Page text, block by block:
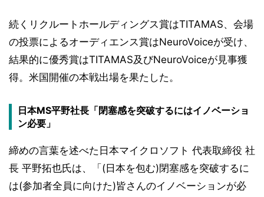
続くリクルートホールディングス賞はTITAMAS、会場
の投票によるオーディエンス賞はNeuroVoiceが受け、
結果的に優秀賞はTITAMAS及びNeuroVoiceが見事獲
得。米国開催の本戦出場を果たした。
日本MS平野社長「閉塞感を突破するにはイノベーショ
ン必要」
締めの言葉を述べた日本マイクロソフト 代表取締役 社
長 平野拓也氏は、「(日本を包む)閉塞感を突破するに
は(参加者全員に向けた)皆さんのイノベーションが必